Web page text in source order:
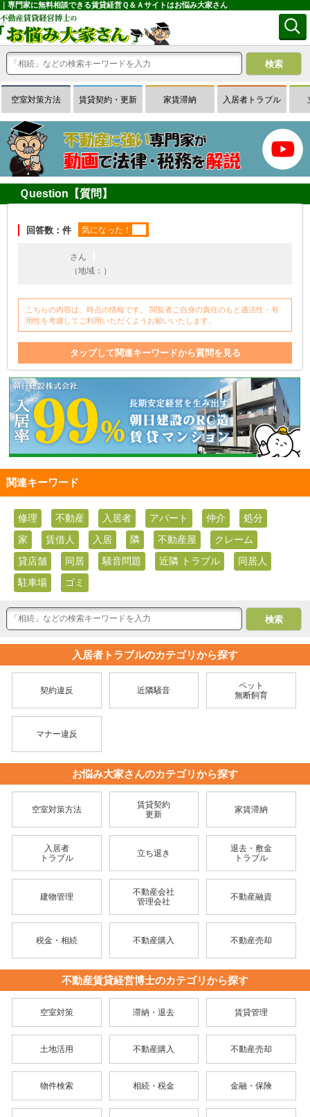
｜専門家に無料相談できる賃貸経営Ｑ＆Ａサイトはお悩み大家さん
空室対策方法 賃貸契約・更新 家賃滞納 入居者トラブル
Ｑuestion【質問】
回答数：件 気になった！
さん
（地域：）
こちらの内容は、時点の情報です。 閲覧者ご自身の責任のもと適法性・有
用性を考慮してご利用いただくようお願いいたします。
タップして関連キーワードから質問を見る
修理 不動産 入居者 アパート 仲介 処分
家
賃借人
入居
関連キーワード
修理 不動産 入居者 アパート 仲介
処分
家
賃借人 入居 隣 不動産屋
クレーム
貸店舗
同居 騒音問題 近隣 トラブル
同居人
駐車場
ゴミ
入居者トラブルのカテゴリから探す
契約違反 近隣騒音
ペット
無断飼育
マナー違反
お悩み大家さんのカテゴリから探す
空室対策方法
賃貸契約
更新
家賃滞納
入居者
トラブル
立ち退き
退去・敷金
トラブル
建物管理
不動産会社
管理会社
不動産融資
税金・相続 不動産購入 不動産売却
不動産賃貸経営博士のカテゴリから探す
空室対策 滞納・退去 賃貸管理
土地活用 不動産購入 不動産売却
物件検索 相続・税金 金融・保険